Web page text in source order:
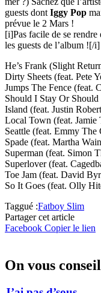
guests dont Iggy Pop
prévue le 2 Mars !
[i]Pas facile de se
les guests de l’album ![/i]
He’s Frank (Slight
Dirty Sheets (feat. Pete
Jumps The Fence (feat.
Should I Stay Or
Island (feat. Justin
Local Town (feat. Jamie
Seattle (feat. Emmy The
Spade (feat. Martha
Superman (feat. Simon
Superlover (feat.
Toe Jam (feat. David
So It Goes (feat. Olly
Taggué :Fatboy Slim
Partager cet article
Facebook Copier le lien
On vous